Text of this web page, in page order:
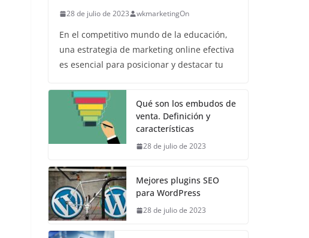
28 de julio de 2023 wkmarketingOn
En el competitivo mundo de la educación,
una estrategia de marketing online efectiva
es esencial para posicionar y destacar tu
Qué son los embudos de
venta. Definición y
características
28 de julio de 2023
Mejores plugins SEO
para WordPress
28 de julio de 2023